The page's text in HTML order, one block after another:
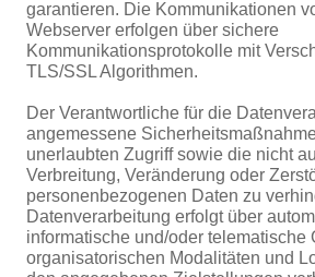
garantieren. Die Kommunikationen
Webserver erfolgen über sichere
Kommunikationsprotokolle mit
TLS/SSL Algorithmen.
Der Verantwortliche für die
angemessene
unerlaubten Zugriff sowie die nicht
Verbreitung, Veränderung oder
personenbezogenen Daten zu
Datenverarbeitung erfolgt über
informatische und/oder telematische
organisatorischen Modalitäten und